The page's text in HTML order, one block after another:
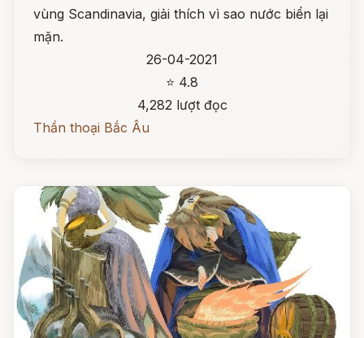
vùng Scandinavia, giải thích vì sao nước biển lại
mặn.
26-04-2021
⭐ 4.8
4,282 lượt đọc
Thần thoại Bắc Âu